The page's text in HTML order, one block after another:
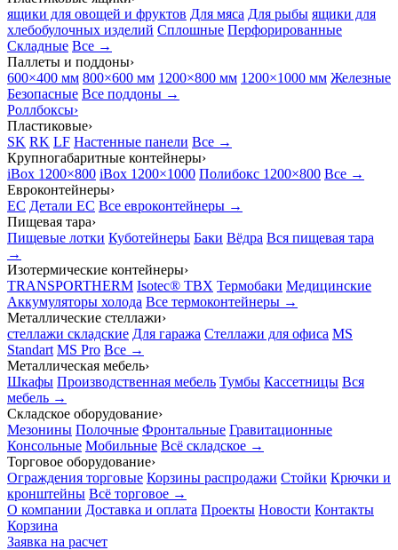
ящики для овощей и фруктов Для мяса Для рыбы ящики для
хлебобулочных изделий Сплошные Перфорированные
Складные Все →
Паллеты и поддоны›
600×400 мм 800×600 мм 1200×800 мм 1200×1000 мм Железные
Безопасные Все поддоны →
Роллбоксы›
Пластиковые›
SK RK LF Настенные панели Все →
Крупногабаритные контейнеры›
iBox 1200×800 iBox 1200×1000 Полибокс 1200×800 Все →
Евроконтейнеры›
EC Детали EC Все евроконтейнеры →
Пищевая тара›
Пищевые лотки Куботейнеры Баки Вёдра Вся пищевая тара
→
Изотермические контейнеры›
TRANSPORTHERM Isotec® TBX Термобаки Медицинские
Аккумуляторы холода Все термоконтейнеры →
Металлические стеллажи›
стеллажи складские Для гаража Стеллажи для офиса MS
Standart MS Pro Все →
Металлическая мебель›
Шкафы Производственная мебель Тумбы Кассетницы Вся
мебель →
Складское оборудование›
Мезонины Полочные Фронтальные Гравитационные
Консольные Мобильные Всё складское →
Торговое оборудование›
Ограждения торговые Корзины распродажи Стойки Крючки и
кронштейны Всё торговое →
О компании Доставка и оплата Проекты Новости Контакты
Корзина
Заявка на расчет